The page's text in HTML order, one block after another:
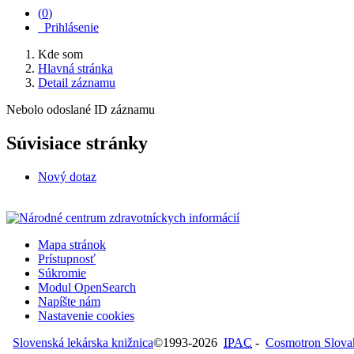
(0)
Prihlásenie
Kde som
Hlavná stránka
Detail záznamu
Nebolo odoslané ID záznamu
Súvisiace stránky
Nový dotaz
Mapa stránok
Prístupnosť
Súkromie
Modul OpenSearch
Napíšte nám
Nastavenie cookies
Slovenská lekárska knižnica©1993-2026 IPAC - Cosmotron